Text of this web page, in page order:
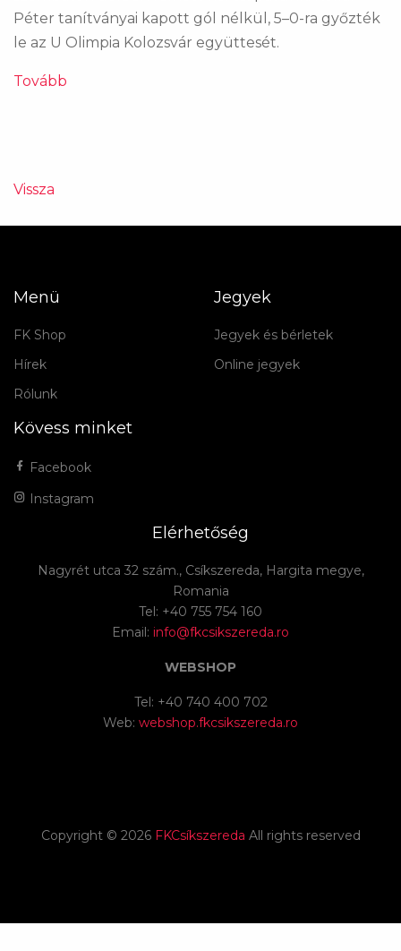
Péter tanítványai kapott gól nélkül, 5–0-ra győzték
le az U Olimpia Kolozsvár együttesét.
Tovább
Vissza
Menü
FK Shop
Hírek
Rólunk
Jegyek
Jegyek és bérletek
Online jegyek
Kövess minket
Facebook
Instagram
Elérhetőség
Nagyrét utca 32 szám., Csíkszereda, Hargita megye,
Romania
Tel: +40 755 754 160
Email: info@fkcsikszereda.ro
WEBSHOP
Tel: +40 740 400 702
Web: webshop.fkcsikszereda.ro
Copyright © 2026 FKCsíkszereda All rights reserved